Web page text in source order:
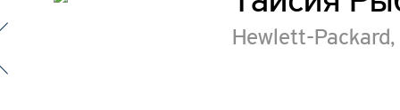
Hewlett-